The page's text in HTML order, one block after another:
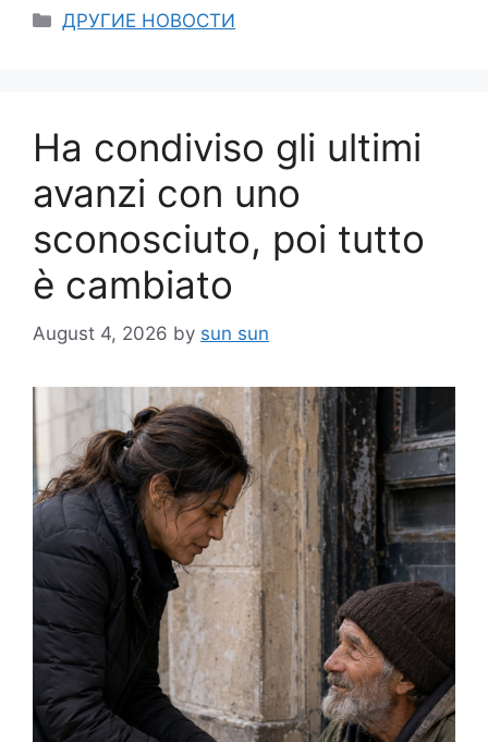
Categories
ДРУГИЕ НОВОСТИ
Ha condiviso gli ultimi
avanzi con uno
sconosciuto, poi tutto
è cambiato
August 4, 2026 by sun sun